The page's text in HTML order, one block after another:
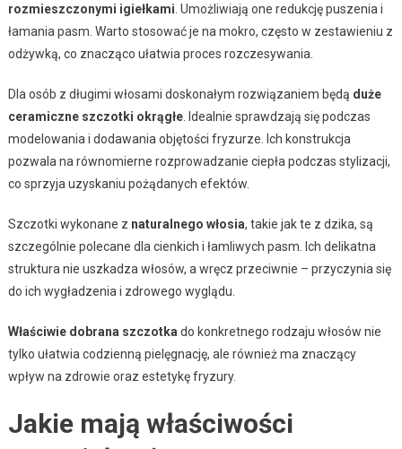
rozmieszczonymi igiełkami . Umożliwiają one redukcję puszenia i
łamania pasm. Warto stosować je na mokro, często w zestawieniu z
odżywką, co znacząco ułatwia proces rozczesywania.
Dla osób z długimi włosami doskonałym rozwiązaniem będą duże
ceramiczne szczotki okrągłe. Idealnie sprawdzają się podczas
modelowania i dodawania objętości fryzurze. Ich konstrukcja
pozwala na równomierne rozprowadzanie ciepła podczas stylizacji,
co sprzyja uzyskaniu pożądanych efektów.
Szczotki wykonane z naturalnego włosia, takie jak te z dzika, są
szczególnie polecane dla cienkich i łamliwych pasm. Ich delikatna
struktura nie uszkadza włosów, a wręcz przeciwnie – przyczynia się
do ich wygładzenia i zdrowego wyglądu.
Właściwie dobrana szczotka do konkretnego rodzaju włosów nie
tylko ułatwia codzienną pielęgnację, ale również ma znaczący
wpływ na zdrowie oraz estetykę fryzury.
Jakie mają właściwości